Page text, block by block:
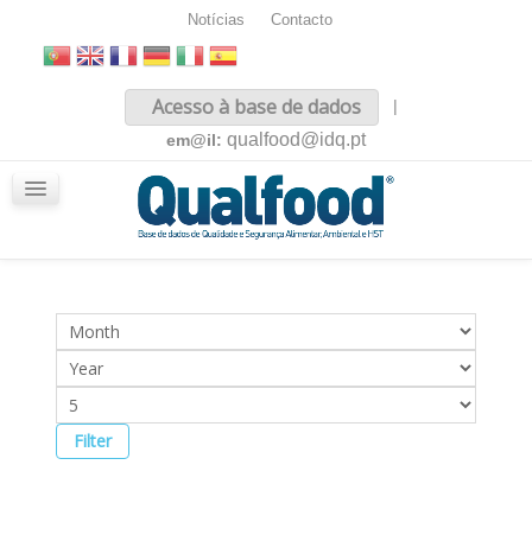
Notícias Contacto
Acesso à base de dados
|
em@il: qualfood@idq.pt
Filter